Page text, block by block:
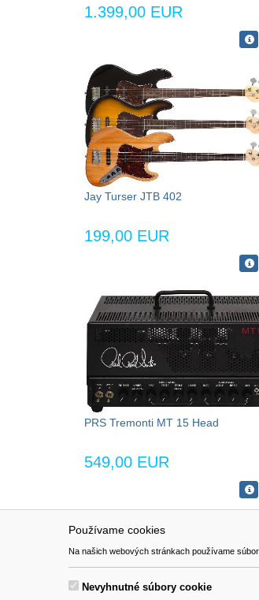
Používame cookies
Na našich webových stránkach používame
Nevyhnutné súbory cookie
1.399,00 EUR
Jay Turser JTB 402
199,00 EUR
PRS Tremonti MT 15 Head
549,00 EUR
Pomoc